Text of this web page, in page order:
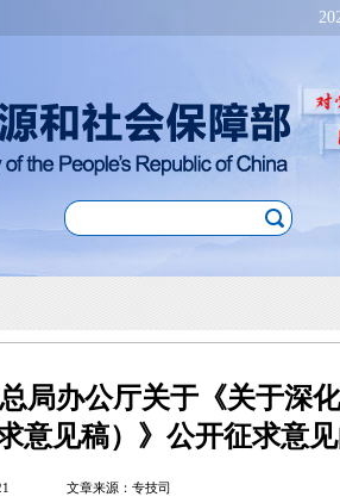
局办公厅关于《关于深
意见稿）》公开征求意
10-21 文章来源：专技司